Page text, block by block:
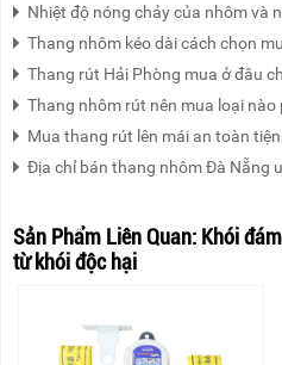
Nhiệt độ nóng chảy của nhôm và
Thang nhôm kéo dài cách chọn
Thang rút Hải Phòng mua ở đâu
Thang nhôm rút nên mua loại nào
Mua thang rút lên mái an toàn
Địa chỉ bán thang nhôm Đà Nẵng
Sản Phẩm Liên Quan: Khói
từ khói độc hại